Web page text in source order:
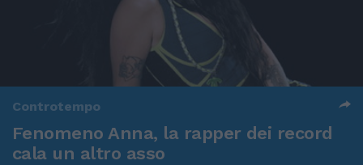
Controtempo
Fenomeno Anna, la rapper dei record
cala un altro asso